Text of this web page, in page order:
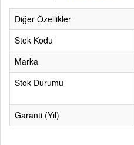
Diğer Özellikler
Stok Kodu
Marka
Stok Durumu
Garanti (Yıl)